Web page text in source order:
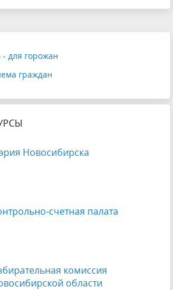
для горожан
граждан
Новосибирска
счетная палата
комиссия
области